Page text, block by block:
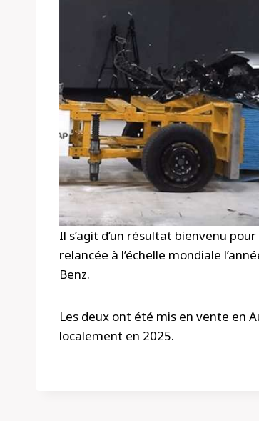
Il s’agit d’un résultat bienvenu
relancée à l’échelle mondiale
Benz.
Les deux ont été mis en vente en
localement en 2025.